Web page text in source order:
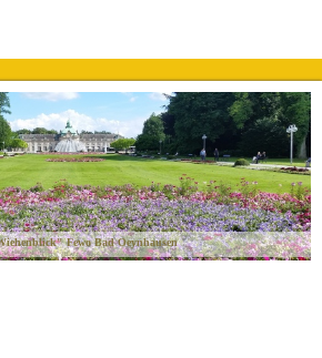
Fewo Bad Oeynhausen